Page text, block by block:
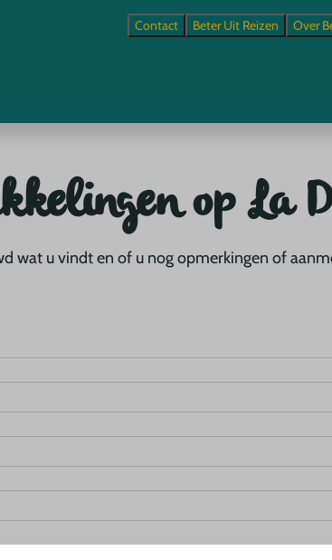
Contact Beter Uit Reizen Over
op La
wat u vindt en of u nog opmerkingen of